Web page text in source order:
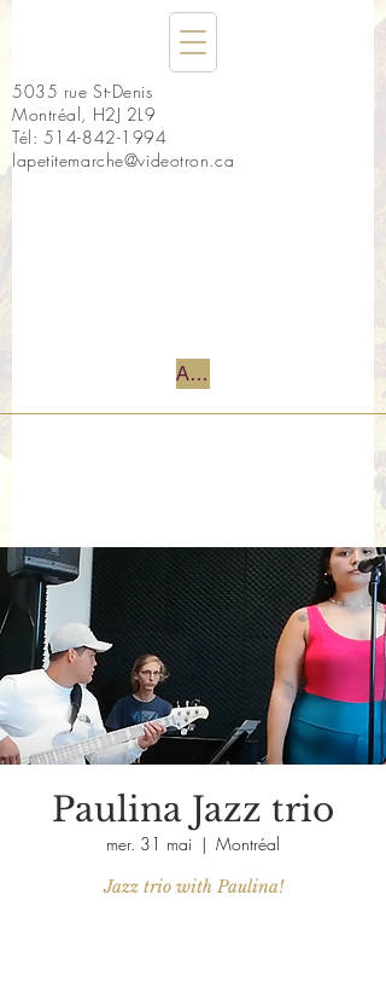
5035 rue St-Denis
Montréal, H2J 2L9
Tél: 514-842-1994
lapetitemarche@videotron.ca
Accueil
Paulina Jazz trio
mer. 31 mai
  |
Montréal
Jazz trio with Paulina!